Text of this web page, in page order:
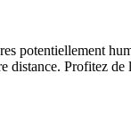
potentiellement
Profitez